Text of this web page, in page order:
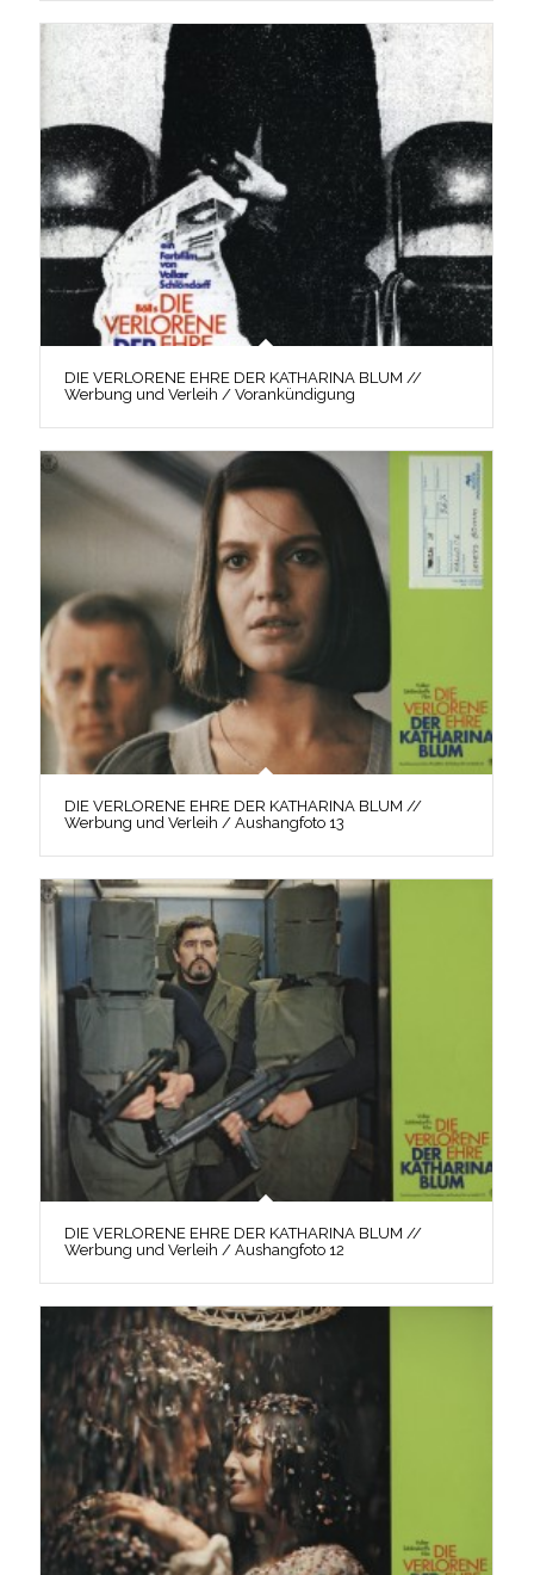
DIE VERLORENE EHRE DER KATHARINA BLUM //
Werbung und Verleih / Vorankündigung
DIE VERLORENE EHRE DER KATHARINA BLUM //
Werbung und Verleih / Aushangfoto 13
DIE VERLORENE EHRE DER KATHARINA BLUM //
Werbung und Verleih / Aushangfoto 12